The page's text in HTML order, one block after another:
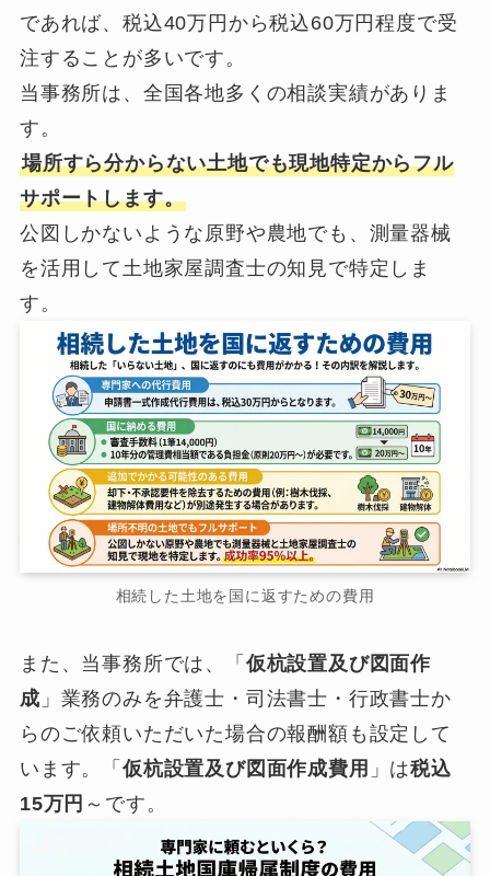
であれば、税込40万円から税込60万円程度で受
注することが多いです。
当事務所は、全国各地多くの相談実績がありま
す。
場所すら分からない土地でも現地特定からフル
サポートします。
公図しかないような原野や農地でも、測量器械
を活用して土地家屋調査士の知見で特定しま
す。
相続した土地を国に返すための費用
また、当事務所では、「 仮杭設置及び図面作
成 」業務のみを弁護士・司法書士・行政書士か
らのご依頼いただいた場合の報酬額も設定して
います。「 仮杭設置及び図面作成費用 」は税込
15万円 ～です。